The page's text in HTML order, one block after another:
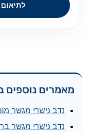
מאמרים נוספים
נדב נישרי מגשר
נדב נישרי מגשר